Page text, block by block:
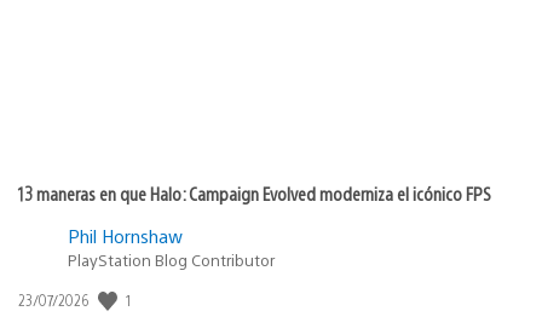
13 maneras en que Halo: Campaign Evolved moderniza el icónico FPS
Phil Hornshaw
PlayStation Blog Contributor
Fecha
23/07/2026 1